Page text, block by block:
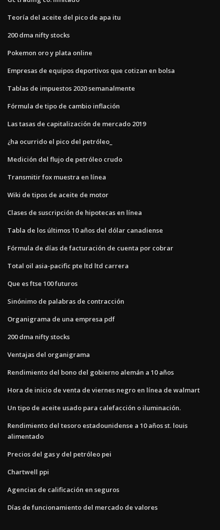
Teoría del aceite del pico de apa itu
200 dma nifty stocks
Pokemon oro y plata online
Empresas de equipos deportivos que cotizan en bolsa
Tablas de impuestos 2020 semanalmente
Fórmula de tipo de cambio inflación
Las tasas de capitalización de mercado 2019
¿ha ocurrido el pico del petróleo_
Medición del flujo de petróleo crudo
Transmitir fox muestra en línea
Wiki de tipos de aceite de motor
Clases de suscripción de hipotecas en línea
Tabla de los últimos 10 años del dólar canadiense
Fórmula de días de facturación de cuenta por cobrar
Total oil asia-pacific pte ltd ltd carrera
Que es ftse 100 futuros
Sinónimo de palabras de contracción
Organigrama de una empresa pdf
200 dma nifty stocks
Ventajas del organigrama
Rendimiento del bono del gobierno alemán a 10 años
Hora de inicio de venta de viernes negro en línea de walmart
Un tipo de aceite usado para calefacción o iluminación.
Rendimiento del tesoro estadounidense a 10 años st. louis
alimentado
Precios del gas y del petróleo pei
Chartwell ppi
Agencias de calificación en seguros
Días de funcionamiento del mercado de valores